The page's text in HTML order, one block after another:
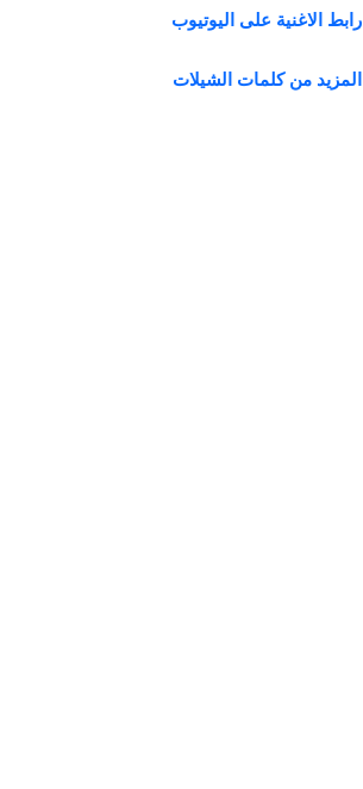
رابط الاغنية على اليوتيوب
المزيد من كلمات الشيلات